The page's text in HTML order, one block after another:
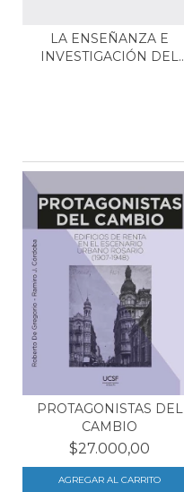
LA ENSEÑANZA E
INVESTIGACIÓN DEL
PROTAGONISTAS DEL
CAMBIO
$27.000,00